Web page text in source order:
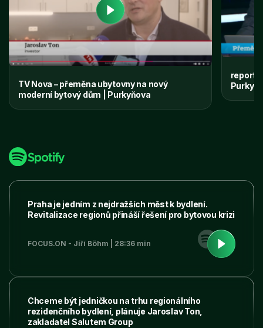
TV Nova – přeměna ubytovny na nový
moderní bytový dům | Purkyňova
Praha je jedním z nejdražších měst k bydlení.
Revitalizace regionů přináší řešení pro bytovou krizi
FOCUS.ON - Jiří Böhm | 28:36 min
Chceme být jedničkou na trhu regionálního
rezidenčního bydlení, plánuje Jaroslav Ton,
zakladatel Salutem Group